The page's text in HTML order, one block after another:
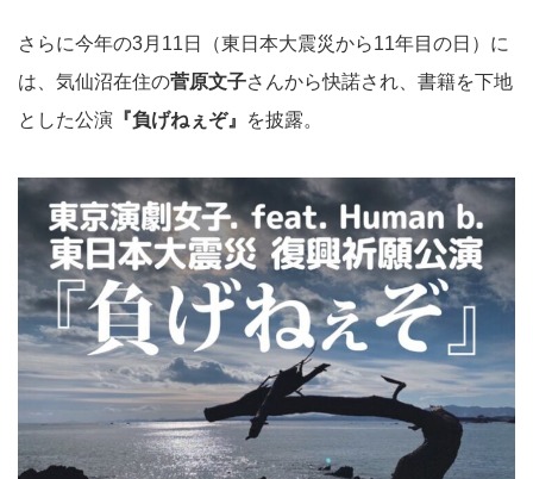
さらに今年の3月11日（東日本大震災から11年目の日）に
は、気仙沼在住の菅原文子さんから快諾され、書籍を下地
とした公演 『負げねぇぞ』 を披露。